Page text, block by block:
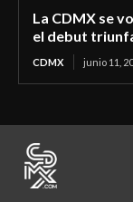
La CDMX se
el debut
CDMX junio 11,